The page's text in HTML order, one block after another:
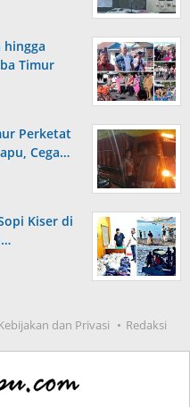
hingga
Timur
Perketat
Cega…
Kiser di
dan Privasi Redaksi